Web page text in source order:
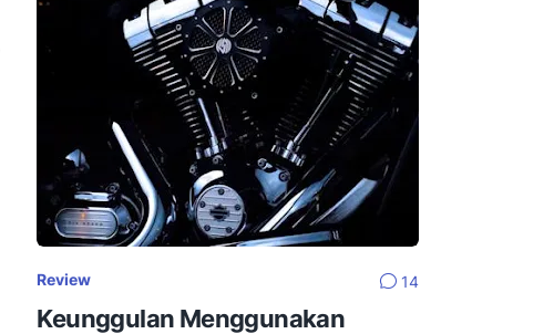
Review 14
Keunggulan Menggunakan